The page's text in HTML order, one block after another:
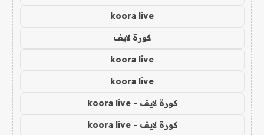
koora live
كورة لايف
koora live
koora live
كورة لايف - koora live
كورة لايف - koora live